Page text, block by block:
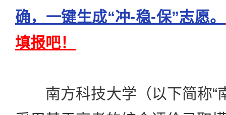
确，一键生成“冲-稳-保”志愿。
填报吧！
南方科技大学（以下简称“